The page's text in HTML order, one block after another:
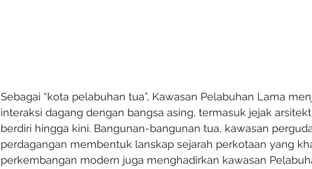
Sebagai “kota pelabuhan tua”, Kawasan Pelabuhan Lama
interaksi dagang dengan bangsa asing, termasuk jejak
berdiri hingga kini. Bangunan-bangunan tua, kawasan
perdagangan membentuk lanskap sejarah perkotaan yang
perkembangan modern juga menghadirkan kawasan